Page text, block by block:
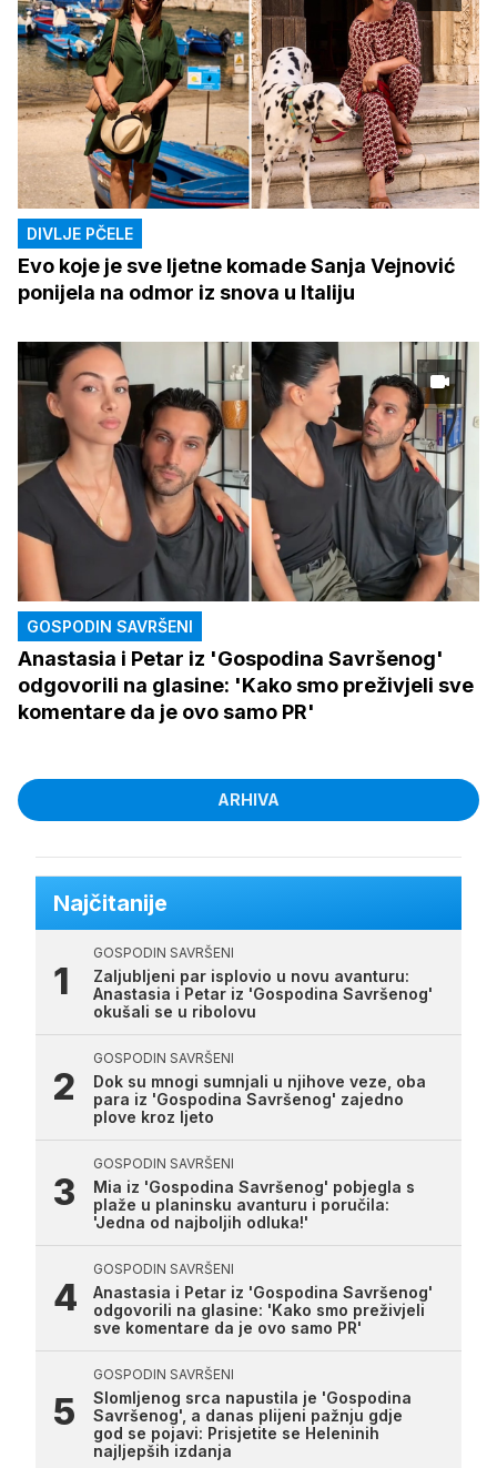
DIVLJE PČELE
Evo koje je sve ljetne komade Sanja Vejnović
ponijela na odmor iz snova u Italiju
GOSPODIN SAVRŠENI
Anastasia i Petar iz 'Gospodina Savršenog'
odgovorili na glasine: 'Kako smo preživjeli sve
komentare da je ovo samo PR'
ARHIVA
Najčitanije
GOSPODIN SAVRŠENI
Zaljubljeni par isplovio u novu avanturu:
Anastasia i Petar iz 'Gospodina Savršenog'
okušali se u ribolovu
GOSPODIN SAVRŠENI
Dok su mnogi sumnjali u njihove veze, oba
para iz 'Gospodina Savršenog' zajedno
plove kroz ljeto
GOSPODIN SAVRŠENI
Mia iz 'Gospodina Savršenog' pobjegla s
plaže u planinsku avanturu i poručila:
'Jedna od najboljih odluka!'
GOSPODIN SAVRŠENI
Anastasia i Petar iz 'Gospodina Savršenog'
odgovorili na glasine: 'Kako smo preživjeli
sve komentare da je ovo samo PR'
GOSPODIN SAVRŠENI
Slomljenog srca napustila je 'Gospodina
Savršenog', a danas plijeni pažnju gdje
god se pojavi: Prisjetite se Heleninih
najljepših izdanja